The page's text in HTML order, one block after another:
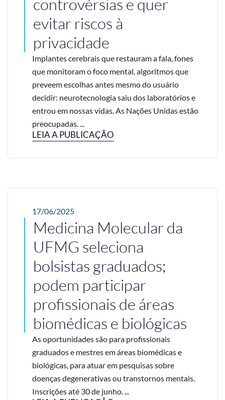
evitar riscos à
privacidade
Implantes cerebrais que restauram a fala, fones
que monitoram o foco mental, algoritmos que
preveem escolhas antes mesmo do usuário
decidir: neurotecnologia saiu dos laboratórios e
entrou em nossas vidas. As Nações Unidas estão
preocupadas. ...
LEIA A PUBLICAÇÃO
17/06/2025
Medicina Molecular da
UFMG seleciona
bolsistas graduados;
podem participar
profissionais de áreas
biomédicas e biológicas
As oportunidades são para profissionais
graduados e mestres em áreas biomédicas e
biológicas, para atuar em pesquisas sobre
doenças degenerativas ou transtornos mentais.
Inscrições até 30 de junho. ...